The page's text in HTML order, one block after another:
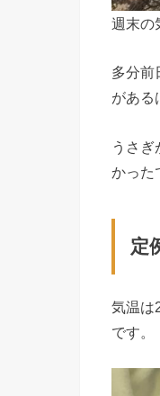
週末の
多分前
がある
うさ
かった
定
気温は
です。